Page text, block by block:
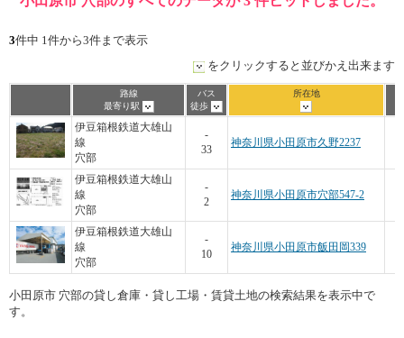
3件中 1件から3件まで表示
をクリックすると並びかえ出来ます
路線
最寄り駅
バス
徒歩
所在地
伊豆箱根鉄道大雄山
線
穴部
-
33
神奈川県小田原市久野2237
伊豆箱根鉄道大雄山
線
穴部
-
2
神奈川県小田原市穴部547-2
伊豆箱根鉄道大雄山
線
穴部
-
10
神奈川県小田原市飯田岡339
小田原市 穴部の貸し倉庫・貸し工場・賃貸土地の検索結果を表示中で
す。